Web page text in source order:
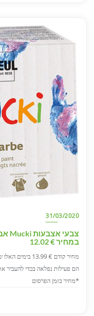
31/03/2020
במחיר € 12.02
מחיר קודם €
*מחיר בזמן הפרסום